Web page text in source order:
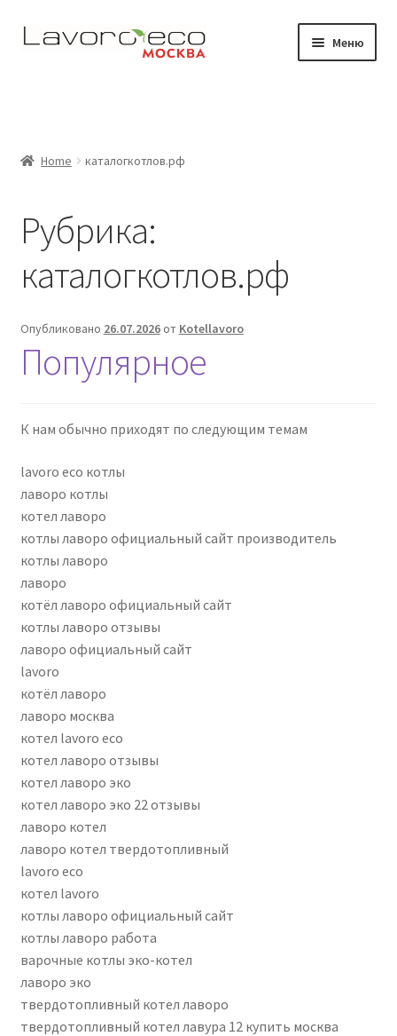
Перейти
Перейти
Меню
Документация
Контакты
Home каталогкотлов.рф
Рубрика:
каталогкотлов.рф
Опубликовано 26.07.2026от Kotellavoro
Популярное
К нам обычно приходят по следующим темам
lavoro eco котлы
лаворо котлы
котел лаворо
котлы лаворо официальный сайт производитель
котлы лаворо
лаворо
котёл лаворо официальный сайт
котлы лаворо отзывы
лаворо официальный сайт
lavoro
котёл лаворо
лаворо москва
котел lavoro eco
котел лаворо отзывы
котел лаворо эко
котел лаворо эко 22 отзывы
лаворо котел
лаворо котел твердотопливный
lavoro eco
котел lavoro
котлы лаворо официальный сайт
котлы лаворо работа
варочные котлы эко-котел
лаворо эко
твердотопливный котел лаворо
твердотопливный котел лавура 12 купить москва